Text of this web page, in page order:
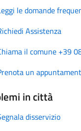
le domande
Assistenza
il comune +39
un
in città
disservizio